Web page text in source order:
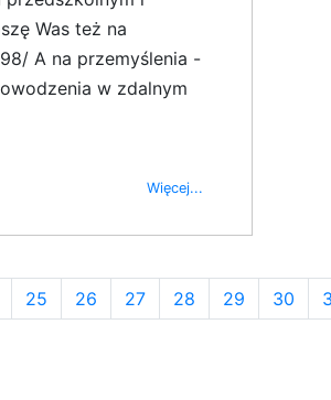
Was też na
A na przemyślenia -
w zdalnym
Więcej...
25 26 27 28 29 30